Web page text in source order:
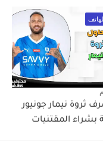
ثروة نيمار جونيور
بشراء المقتنيات